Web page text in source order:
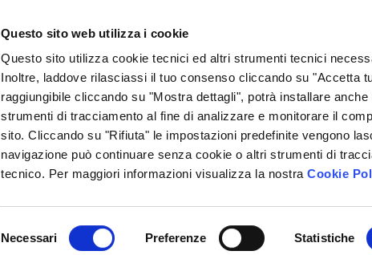
Questo sito web utilizza i cookie
Questo sito utilizza cookie tecnici ed altri strumenti tecnici
Inoltre, laddove rilasciassi il tuo consenso cliccando su "Accetta
raggiungibile cliccando su "Mostra dettagli", potrà installare
strumenti di tracciamento al fine di analizzare e monitorare il
sito. Cliccando su "Rifiuta" le impostazioni predefinite vengono
navigazione può continuare senza cookie o altri strumenti di
tecnico. Per maggiori informazioni visualizza la nostraCookie
del
Necessari Preferenze Statistiche